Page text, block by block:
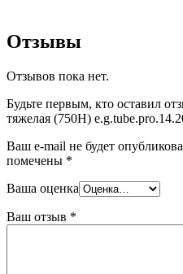
Отзывы
Отзывов пока нет.
Будьте первым, кто оставил
тяжелая (750Н)
Ваш e-mail не будет
помечены *
Ваша оценка
Ваш отзыв *